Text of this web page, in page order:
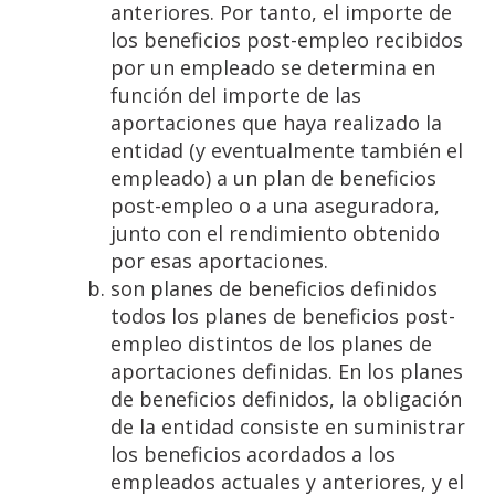
anteriores. Por tanto, el importe de
los beneficios post-empleo recibidos
por un empleado se determina en
función del importe de las
aportaciones que haya realizado la
entidad (y eventualmente también el
empleado) a un plan de beneficios
post-empleo o a una aseguradora,
junto con el rendimiento obtenido
por esas aportaciones.
son planes de beneficios definidos
todos los planes de beneficios post-
empleo distintos de los planes de
aportaciones definidas. En los planes
de beneficios definidos, la obligación
de la entidad consiste en suministrar
los beneficios acordados a los
empleados actuales y anteriores, y el